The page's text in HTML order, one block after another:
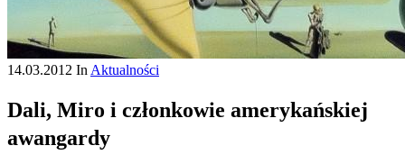
14.03.2012 InAktualności
Dali, Miro i członkowie amerykańskiej
awangardy